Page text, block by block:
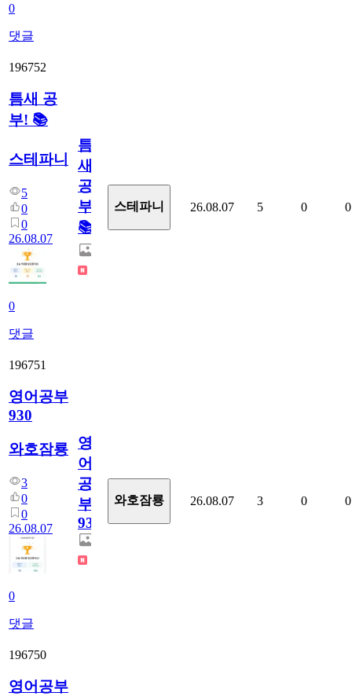
0
댓글
196752
틈새 공
부! 📚
스테파니
5
0
0
26.08.07
0
댓글
틈
새
공
부!
📚
스테파니 26.08.07 5 0 0
196751
영어공부
930
와호잠룡
3
0
0
26.08.07
0
댓글
영
어
공
부
930
와호잠룡 26.08.07 3 0 0
196750
영어공부